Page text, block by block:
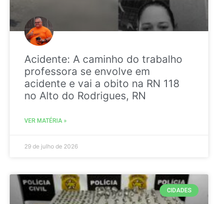
Acidente: A caminho do trabalho
professora se envolve em
acidente e vai a obito na RN 118
no Alto do Rodrigues, RN
VER MATÉRIA »
29 de julho de 2026
CIDADES